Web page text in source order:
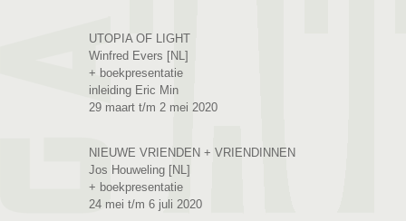
UTOPIA OF LIGHT
Winfred Evers [NL]
+ boekpresentatie
inleiding Eric Min
29 maart t/m 2 mei 2020
NIEUWE VRIENDEN + VRIENDINNEN
Jos Houweling [NL]
+ boekpresentatie
24 mei t/m 6 juli 2020